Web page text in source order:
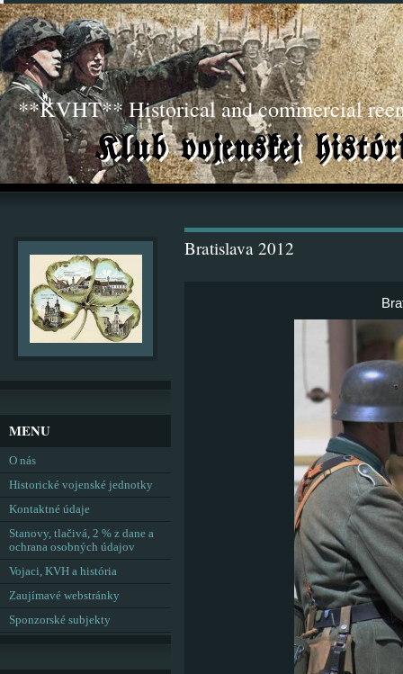
**KVHT** Historical and commercial
Bratislava 2012
MENU
O nás
Historické vojenské jednotky
Kontaktné údaje
Stanovy, tlačivá, 2 % z dane a
ochrana osobných údajov
Vojaci, KVH a história
Zaujímavé webstránky
Sponzorské subjekty